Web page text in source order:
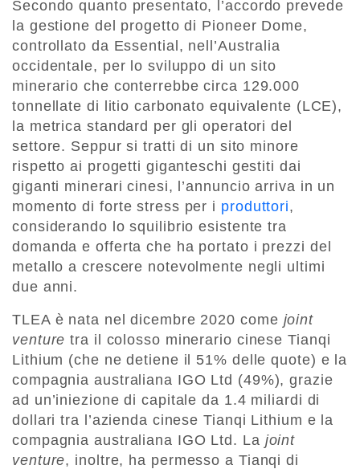
Secondo quanto presentato, l’accordo prevede
la gestione del progetto di Pioneer Dome,
controllato da Essential, nell’Australia
occidentale, per lo sviluppo di un sito
minerario che conterrebbe circa 129.000
tonnellate di litio carbonato equivalente (LCE),
la metrica standard per gli operatori del
settore. Seppur si tratti di un sito minore
rispetto ai progetti giganteschi gestiti dai
giganti minerari cinesi, l’annuncio arriva in un
momento di forte stress per i produttori,
considerando lo squilibrio esistente tra
domanda e offerta che ha portato i prezzi del
metallo a crescere notevolmente negli ultimi
due anni.
TLEA è nata nel dicembre 2020 come joint
venturetra il colosso minerario cinese Tianqi
Lithium (che ne detiene il 51% delle quote) e la
compagnia australiana IGO Ltd (49%), grazie
ad un’iniezione di capitale da 1.4 miliardi di
dollari tra l’azienda cinese Tianqi Lithium e la
compagnia australiana IGO Ltd. La joint
venture, inoltre, ha permesso a Tianqi di